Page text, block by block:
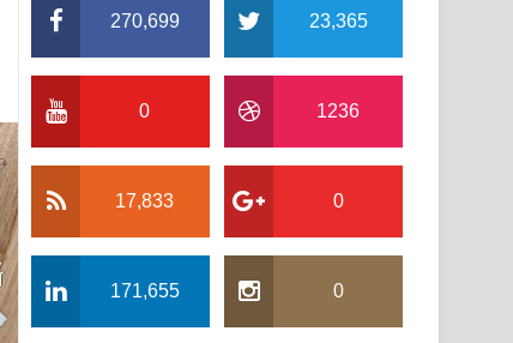
270,699 23,365
0 1236
17,833 0
171,655 0